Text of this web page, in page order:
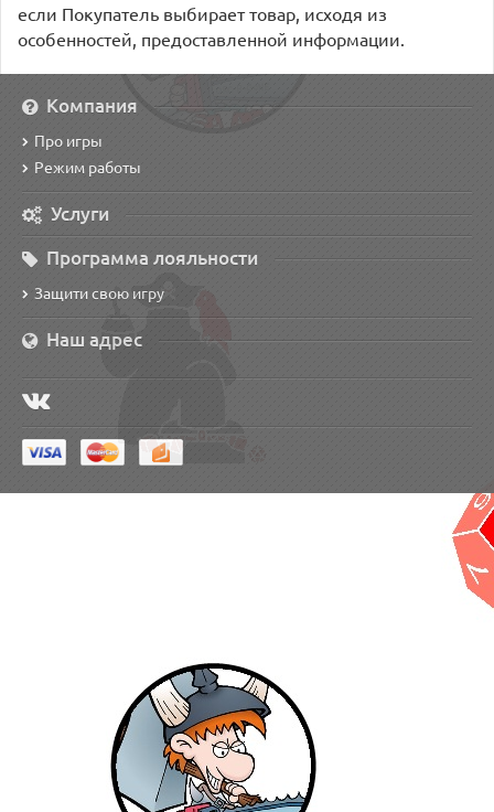
если Покупатель выбирает товар, исходя из
особенностей, предоставленной информации.
Компания
Про игры
Режим работы
Услуги
Программа лояльности
Защити свою игру
Наш адрес